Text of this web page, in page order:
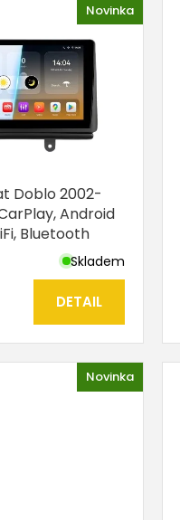
Novinka
Doblo 2002-
Android
Bluetooth
Skladem
DETAIL
Novinka